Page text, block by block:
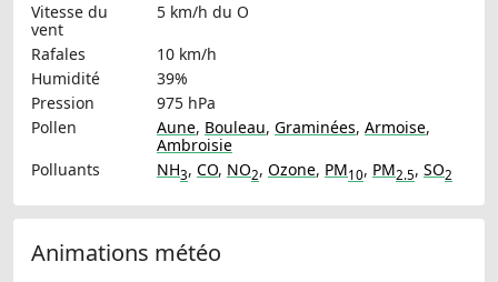
Vitesse du
vent
5 km/h du O
Rafales
10 km/h
Humidité
39%
Pression
975 hPa
Pollen
Aune, Bouleau, Graminées, Armoise,
Ambroisie
Polluants
NH3, CO, NO2, Ozone, PM10, PM2.5, SO2
Animations météo